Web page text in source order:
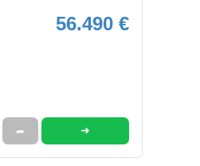
56.490 €
➦ ➜